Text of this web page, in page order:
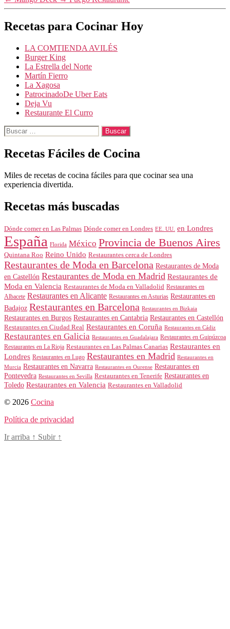
Recetas para Cocinar Hoy
LA COMTIENDA AVILÉS
Burger King
La Estrella del Norte
Martín Fierro
La Xagosa
PatrocinadoDe Uber Eats
Deja Vu
Restaurante El Curro
Buscar:
Recetas Fáciles de Cocina
Miles de recetas de cocina fáciles para que cocinar sea una
experiencia divertida.
Recetas más buscadas
Dónde comer en Las Palmas Dónde comer en Londres EE. UU. en Londres
España Florida México Provincia de Buenos Aires
Quintana Roo Reino Unido Restaurantes cerca de Londres
Restaurantes de Moda en Barcelona Restaurantes de Moda
en Castellón Restaurantes de Moda en Madrid Restaurantes de
Moda en Valencia Restaurantes de Moda en Valladolid Restaurantes en
Albacete Restaurantes en Alicante Restaurantes en Asturias Restaurantes en
Badajoz Restaurantes en Barcelona Restaurantes en Bizkaia
Restaurantes en Burgos Restaurantes en Cantabria Restaurantes en Castellón
Restaurantes en Ciudad Real Restaurantes en Coruña Restaurantes en Cádiz
Restaurantes en Galicia Restaurantes en Guadalajara Restaurantes en Guipúzcoa
Restaurantes en La Rioja Restaurantes en Las Palmas Canarias Restaurantes en
Londres Restaurantes en Lugo Restaurantes en Madrid Restaurantes en
Murcia Restaurantes en Navarra Restaurantes en Ourense Restaurantes en
Pontevedra Restaurantes en Sevilla Restaurantes en Tenerife Restaurantes en
Toledo Restaurantes en Valencia Restaurantes en Valladolid
© 2026 Cocina
Política de privacidad
Ir arriba ↑ Subir ↑